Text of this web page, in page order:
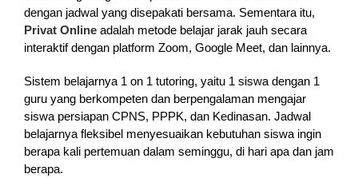
dengan jadwal yang disepakati bersama. Sementara itu,
Privat Onlineadalah metode belajar jarak jauh secara
interaktif dengan platform Zoom, Google Meet, dan lainnya.
Sistem belajarnya 1 on 1 tutoring, yaitu 1 siswa dengan 1
guru yang berkompeten dan berpengalaman mengajar
siswa persiapan CPNS, PPPK, dan Kedinasan. Jadwal
belajarnya fleksibel menyesuaikan kebutuhan siswa ingin
berapa kali pertemuan dalam seminggu, di hari apa dan jam
berapa.